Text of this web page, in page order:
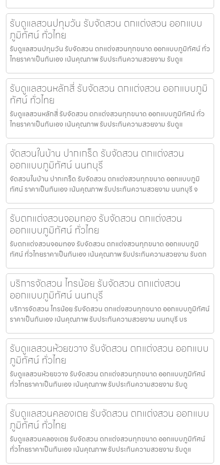
รับดูแลสวนปทุมวัน รับจัดสวน ตกแต่งสวน ออกแบบ
ภูมิทัศน์ ทั่วไทย
รับดูแลสวนปทุมวัน รับจัดสวน ตกแต่งสวนทุกขนาด ออกแบบภูมิทัศน์ ทั่ว
ไทยราคาเป็นกันเอง เน้นคุณภาพ รับประกันความสวยงาม รับดูแ
รับดูแลสวนหลักสี่ รับจัดสวน ตกแต่งสวน ออกแบบภูมิ
ทัศน์ ทั่วไทย
รับดูแลสวนหลักสี่ รับจัดสวน ตกแต่งสวนทุกขนาด ออกแบบภูมิทัศน์ ทั่ว
ไทยราคาเป็นกันเอง เน้นคุณภาพ รับประกันความสวยงาม รับดูแ
จัดสวนในบ้าน ปากเกร็ด รับจัดสวน ตกแต่งสวน
ออกแบบภูมิทัศน์ นนทบุรี
จัดสวนในบ้าน ปากเกร็ด รับจัดสวน ตกแต่งสวนทุกขนาด ออกแบบภูมิ
ทัศน์ ราคาเป็นกันเอง เน้นคุณภาพ รับประกันความสวยงาม นนทบุรี จ
รับตกแต่งสวนจอมทอง รับจัดสวน ตกแต่งสวน
ออกแบบภูมิทัศน์ ทั่วไทย
รับตกแต่งสวนจอมทอง รับจัดสวน ตกแต่งสวนทุกขนาด ออกแบบภูมิ
ทัศน์ ทั่วไทยราคาเป็นกันเอง เน้นคุณภาพ รับประกันความสวยงาม รับตก
บริการจัดสวน ไทรน้อย รับจัดสวน ตกแต่งสวน
ออกแบบภูมิทัศน์ นนทบุรี
บริการจัดสวน ไทรน้อย รับจัดสวน ตกแต่งสวนทุกขนาด ออกแบบภูมิทัศน์
ราคาเป็นกันเอง เน้นคุณภาพ รับประกันความสวยงาม นนทบุรี บร
รับดูแลสวนห้วยขวาง รับจัดสวน ตกแต่งสวน ออกแบบ
ภูมิทัศน์ ทั่วไทย
รับดูแลสวนห้วยขวาง รับจัดสวน ตกแต่งสวนทุกขนาด ออกแบบภูมิทัศน์
ทั่วไทยราคาเป็นกันเอง เน้นคุณภาพ รับประกันความสวยงาม รับดู
รับดูแลสวนคลองเตย รับจัดสวน ตกแต่งสวน ออกแบบ
ภูมิทัศน์ ทั่วไทย
รับดูแลสวนคลองเตย รับจัดสวน ตกแต่งสวนทุกขนาด ออกแบบภูมิทัศน์
ทั่วไทยราคาเป็นกันเอง เน้นคุณภาพ รับประกันความสวยงาม รับดูแ